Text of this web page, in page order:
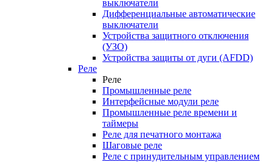
выключатели
Дифференциальные автоматические
выключатели
Устройства защитного отключения
(УЗО)
Устройства защиты от дуги (AFDD)
Реле
Реле
Промышленные реле
Интерфейсные модули реле
Промышленные реле времени и
таймеры
Реле для печатного монтажа
Шаговые реле
Реле с принудительным управлением